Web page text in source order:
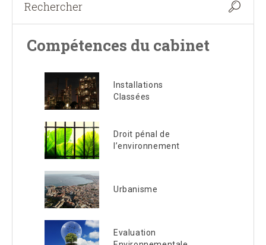
Compétences du cabinet
Installations
Classées
Droit pénal de
l’environnement
Urbanisme
Evaluation